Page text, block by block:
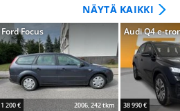
NÄYTÄ KAIKKI
Ford Focus
1 200 € 2006, 242 tkm
Audi Q4 e-
38 990 €